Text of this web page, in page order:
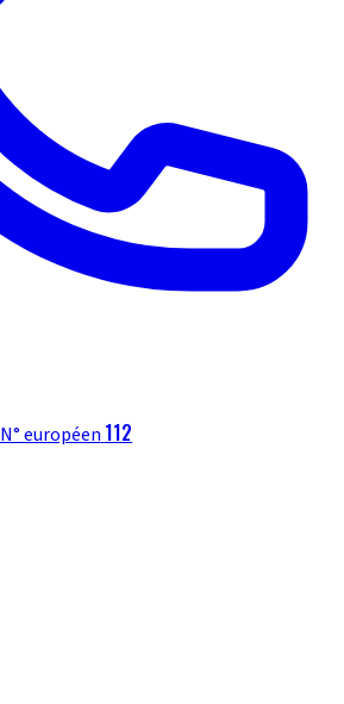
N° européen 112